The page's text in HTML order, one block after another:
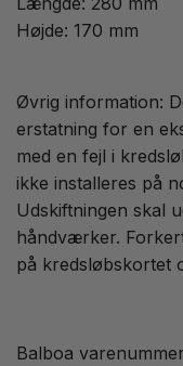
Højde: 170 mm
Øvrig information:
erstatning for en
med en fejl i
ikke installeres på
Udskiftningen skal
håndværker.
på kredsløbskortet
Balboa